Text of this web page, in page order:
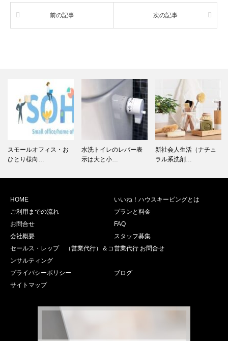
前の記事 次の記事
スモールオフィス・お
ひとり様向…
水洗トイレのレバー表
示は大と小…
新社会人生活（ナチュ
ラル系洗剤…
HOME
いいね！ハウスキーピングとは
ご利用までの流れ
プランと料金
お問合せ
FAQ
会社概要
スタッフ募集
セールス・レップ （営業代行）＆コ
ンサルティング
営業代行 お問合せ
プライバシーポリシー
ブログ
サイトマップ